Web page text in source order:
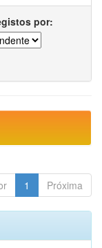
por:
1 Próxima